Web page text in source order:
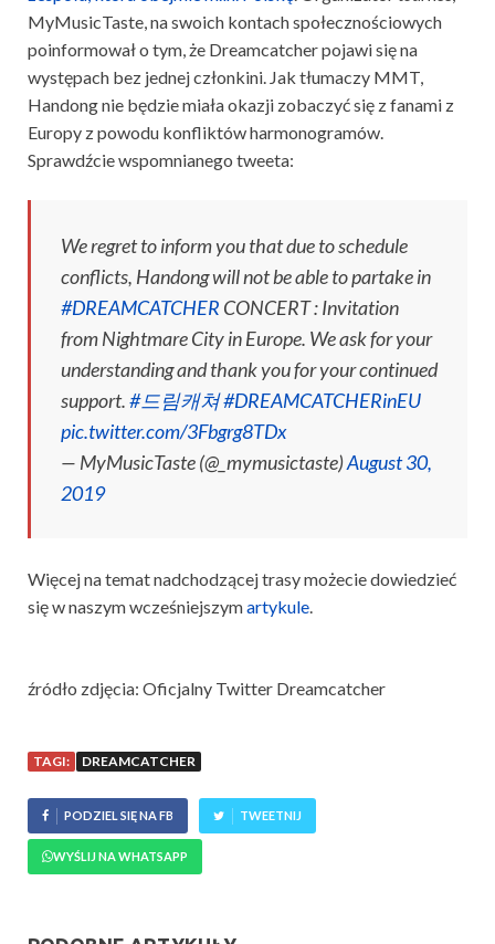
MyMusicTaste, na swoich kontach społecznościowych
poinformował o tym, że Dreamcatcher pojawi się na
występach bez jednej członkini. Jak tłumaczy MMT,
Handong nie będzie miała okazji zobaczyć się z fanami z
Europy z powodu konfliktów harmonogramów.
Sprawdźcie wspomnianego tweeta:
We regret to inform you that due to schedule
conflicts, Handong will not be able to partake in
#DREAMCATCHER CONCERT : Invitation
from Nightmare City in Europe. We ask for your
understanding and thank you for your continued
support.#드림캐쳐#DREAMCATCHERinEU
pic.twitter.com/3Fbgrg8TDx
— MyMusicTaste (@_mymusictaste)August 30,
2019
Więcej na temat nadchodzącej trasy możecie dowiedzieć
się w naszym wcześniejszymartykule.
źródło zdjęcia: Oficjalny Twitter Dreamcatcher
TAGI: DREAMCATCHER
PODZIEL SIĘ NA FB TWEETNIJ
WYŚLIJ NA WHATSAPP